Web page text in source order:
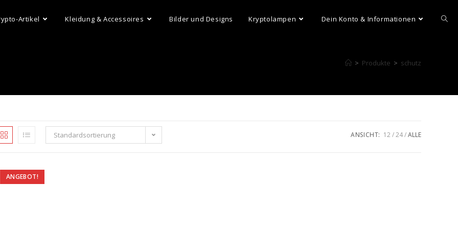
Artikel Kleidung & Accessoires Bilder und Designs Kryptolampen Dein Konto & Informationen
> Produkte > schutz
Standardsortierung ANSICHT: 12 24 ALLE
ANGEBOT!